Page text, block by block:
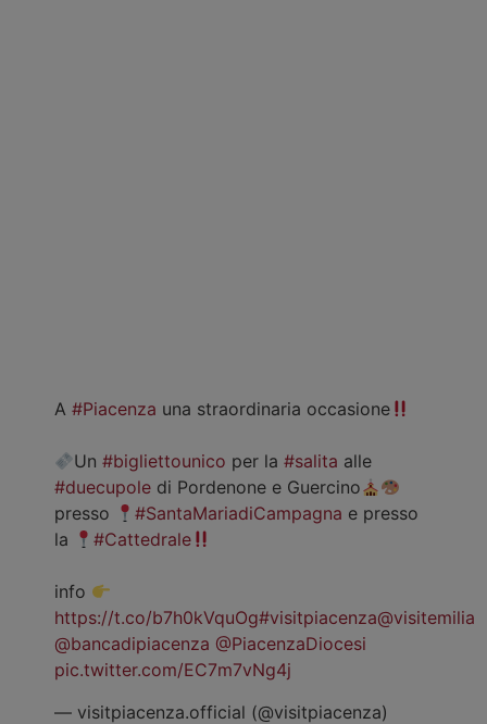
A #Piacenza una straordinaria occasione
Un#bigliettounico per la#salita alle
#duecupole di Pordenone e Guercino
presso
#SantaMariadiCampagna e presso
la
#Cattedrale
info
https://t.co/b7h0kVquOg#visitpiacenza@visitemilia
@bancadipiacenza @PiacenzaDiocesi
pic.twitter.com/EC7m7vNg4j
— visitpiacenza.official (@visitpiacenza)